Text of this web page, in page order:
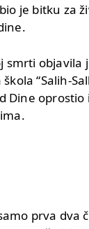
je bitku za
smrti objavila
“Salih-
Dine oprostio
prva dva